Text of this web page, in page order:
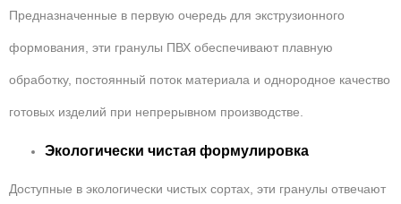
Предназначенные в первую очередь для экструзионного
формования, эти гранулы ПВХ обеспечивают плавную
обработку, постоянный поток материала и однородное качество
готовых изделий при непрерывном производстве.
Экологически чистая формулировка
Доступные в экологически чистых сортах, эти гранулы отвечают